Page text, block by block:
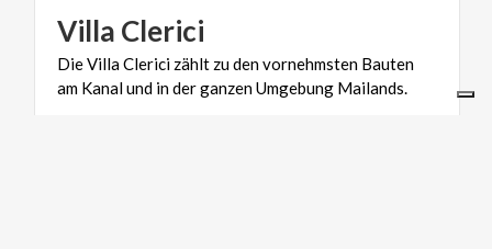
Villa Clerici
DieVillaClerici zählt zudenvornehmsten Bauten
am Kanalund inderganzenUmgebung Mailands.